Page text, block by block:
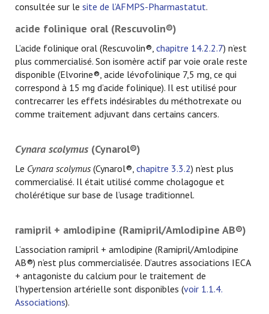
consultée sur le site de l’AFMPS-Pharmastatut.
acide folinique oral (Rescuvolin®)
L’acide folinique oral (Rescuvolin®, chapitre 14.2.2.7) n’est
plus commercialisé. Son isomère actif par voie orale reste
disponible (Elvorine®, acide lévofolinique 7,5 mg, ce qui
correspond à 15 mg d’acide folinique). Il est utilisé pour
contrecarrer les effets indésirables du méthotrexate ou
comme traitement adjuvant dans certains cancers.
Cynara scolymus (Cynarol®)
Le Cynara scolymus (Cynarol®, chapitre 3.3.2) n’est plus
commercialisé. Il était utilisé comme cholagogue et
cholérétique sur base de l’usage traditionnel.
ramipril + amlodipine (Ramipril/Amlodipine AB®)
L’association ramipril + amlodipine (Ramipril/Amlodipine
AB®) n’est plus commercialisée. D’autres associations IECA
+ antagoniste du calcium pour le traitement de
l’hypertension artérielle sont disponibles (voir 1.1.4.
Associations).